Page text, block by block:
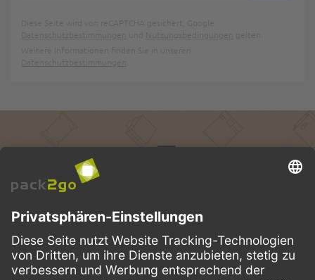
Vorteile sichern mit dem Pack2Go-Treueprogramm.